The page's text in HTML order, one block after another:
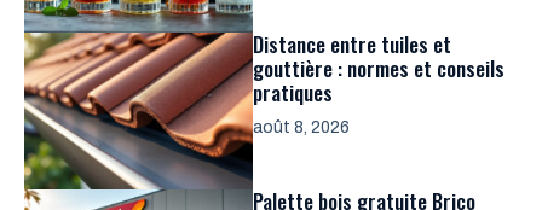
Distance entre tuiles et
gouttière : normes et conseils
pratiques
août 8, 2026
Palette bois gratuite Brico